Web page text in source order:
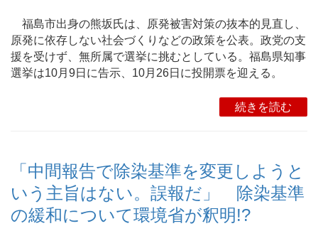
福島市出身の熊坂氏は、原発被害対策の抜本的見直し、
原発に依存しない社会づくりなどの政策を公表。政党の支
援を受けず、無所属で選挙に挑むとしている。福島県知事
選挙は10月9日に告示、10月26日に投開票を迎える。
続きを読む
「中間報告で除染基準を変更しようと
いう主旨はない。誤報だ」 除染基準
の緩和について環境省が釈明!?